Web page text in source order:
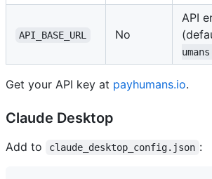
API_BASE_URL No
API
Get your API key at payhumans.io.
Claude Desktop
Add to claude_desktop_config.json :